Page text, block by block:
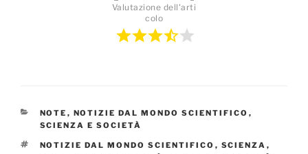
Valutazione dell'arti
colo
CATEGORIE
NOTE , NOTIZIE DAL MONDO SCIENTIFICO ,
SCIENZA E SOCIETÀ
TAG
NOTIZIE DAL MONDO SCIENTIFICO , SCIENZA ,